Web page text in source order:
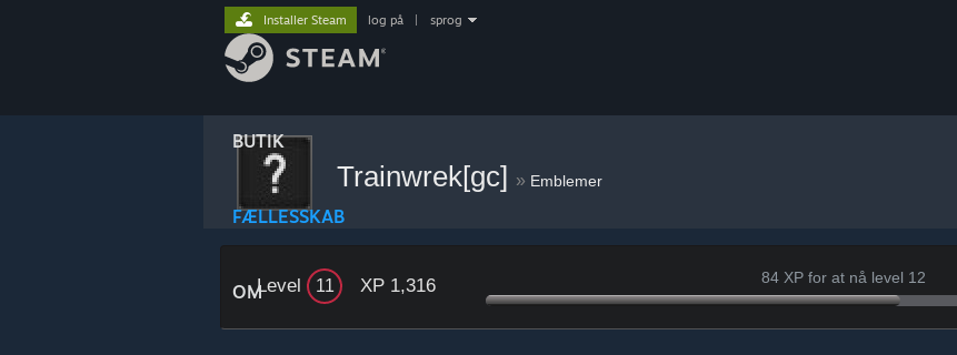
BUTIK
FÆLLESSKAB
OM
Installer Steam log på sprog
Trainwrek[gc] » Emblemer
Level 11 XP 1,316 84 XP for at nå level 12